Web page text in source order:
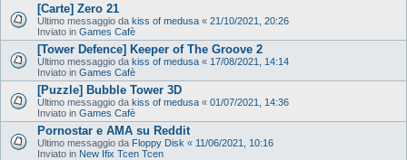
[Carte] Zero 21
Ultimo messaggio da kiss of medusa « 21/10/2021, 20:26
Inviato in Games Cafè
[Tower Defence] Keeper of The Groove 2
Ultimo messaggio da kiss of medusa « 17/08/2021, 14:14
Inviato in Games Cafè
[Puzzle] Bubble Tower 3D
Ultimo messaggio da kiss of medusa « 01/07/2021, 14:36
Inviato in Games Cafè
Pornostar e AMA su Reddit
Ultimo messaggio da Floppy Disk « 11/06/2021, 10:16
Inviato in New Ifix Tcen Tcen